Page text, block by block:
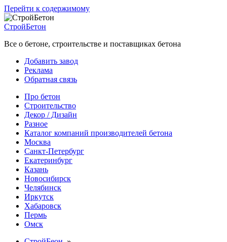
Перейти к содержимому
СтройБетон
Все о бетоне, строительстве и поставщиках бетона
Добавить завод
Реклама
Обратная связь
Про бетон
Строительство
Декор / Дизайн
Разное
Каталог компаний производителей бетона
Москва
Санкт-Петербург
Екатеринбург
Казань
Новосибирск
Челябинск
Иркутск
Хабаровск
Пермь
Омск